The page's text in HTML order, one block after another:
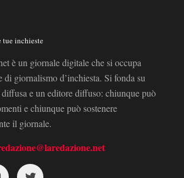
tue inchieste
è un giornale digitale che si occupa
di giornalismo d’inchiesta. Si fonda su
e un editore diffuso: chiunque può
e chiunque può sostenere
il giornale.